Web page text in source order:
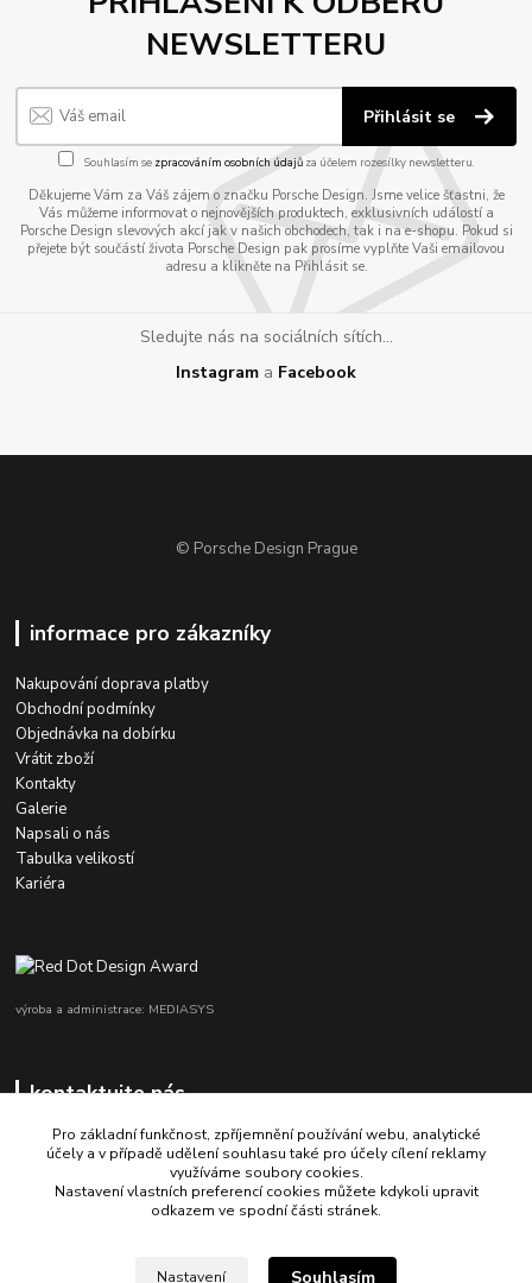
NEWSLETTERU
Přihlásit se
Souhlasím se zpracováním osobních údajůza účelem rozesílky newsletteru.
Děkujeme Vám za Váš zájem o značku Porsche Design. Jsme velice šťastni, že
Vás můžeme informovat o nejnovějších produktech, exklusivních událostí a
Porsche Design slevových akcí jak v našich obchodech, tak i na e-shopu. Pokud si
přejete být součástí života Porsche Design pak prosíme vyplňte Vaši emailovou
adresu a klikněte na Přihlásit se.
Sledujte nás na sociálních sítích...
Instagram a Facebook
© Porsche Design Prague
informace pro zákazníky
Nakupování doprava platby
Obchodní podmínky
Objednávka na dobírku
Vrátit zboží
Kontakty
Galerie
Napsali o nás
Tabulka velikostí
Kariéra
výroba a administrace: MEDIASYS
kontaktujte nás
+420 725 347 646
Pro základní funkčnost, zpříjemnění používání webu, analytické
účely a v případě udělení souhlasu také pro účely cílení reklamy
využíváme soubory cookies.
Nastavení vlastních preferencí cookies můžete kdykoli upravit
odkazem ve spodní části stránek.
Nastavení Souhlasím